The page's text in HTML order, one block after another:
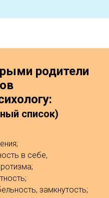
родители
список)
в себе,
замкнутость;